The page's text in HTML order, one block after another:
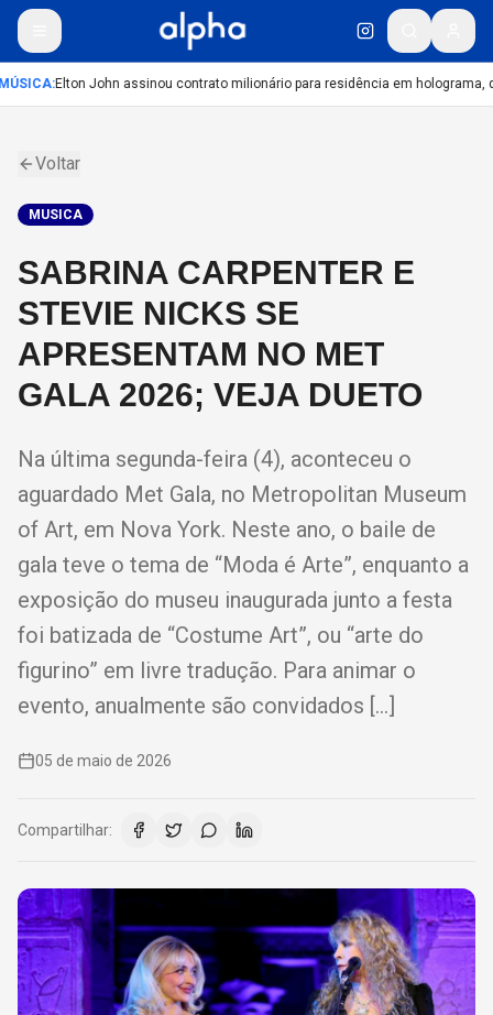
:Elton John assinou contrato milionário para residência em holograma,
Voltar
MUSICA
SABRINA CARPENTER E
STEVIE NICKS SE
APRESENTAM NO MET
GALA 2026; VEJA DUETO
Na última segunda-feira (4), aconteceu o
aguardado Met Gala, no Metropolitan Museum
of Art, em Nova York. Neste ano, o baile de
gala teve o tema de “Moda é Arte”, enquanto a
exposição do museu inaugurada junto a festa
foi batizada de “Costume Art”, ou “arte do
figurino” em livre tradução. Para animar o
evento, anualmente são convidados […]
05 de maio de 2026
Compartilhar: